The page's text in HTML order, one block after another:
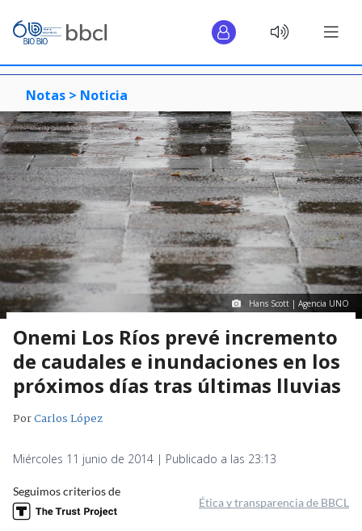
Notas > Noticia
Hans Scott | Agencia UNO
Onemi Los Ríos prevé incremento
de caudales e inundaciones en los
próximos días tras últimas lluvias
PorCarlos López
Miércoles 11 junio de 2014 | Publicado a las 23:13
Seguimos criterios de
Ética y transparencia de BBCL